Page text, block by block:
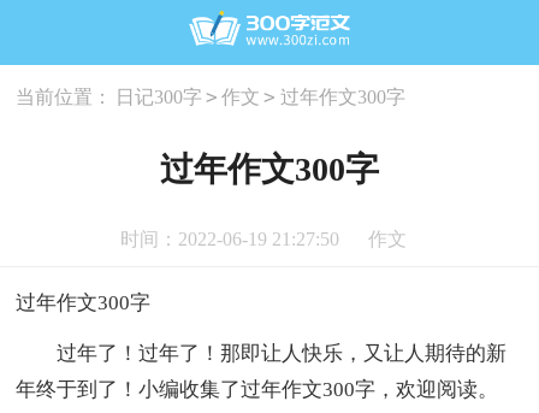
当前位置： 日记300字 > 作文 > 过年作文300字
过年作文300字
时间：2022-06-19 21:27:50 作文
过年作文300字
过年了！过年了！那即让人快乐，又让人期待的新
年终于到了！小编收集了过年作文300字，欢迎阅读。